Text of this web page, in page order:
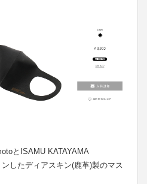
とISAMU KATAYAMA
したディアスキン(鹿革)製のマス